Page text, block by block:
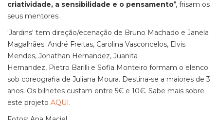
criatividade, a sensibilidade e o pensamento", frisam os
seus mentores.
'Jardins' tem direção/ecenação de Bruno Machado e Janela
Magalhães. André Freitas, Carolina Vasconcelos, Elvis
Mendes, Jonathan Hernandez, Juanita
Hernandez, Pietro Barilli e Sofia Monteiro formam o elenco
sob coreografia de Juliana Moura. Destina-se a maiores de 3
anos. Os bilhetes custam entre 5€ e 10€. Sabe mais sobre
este projeto AQUI.